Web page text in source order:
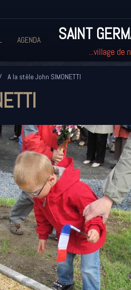
AGENDA SAINT
...village de
A la stèle John SIMONETTI